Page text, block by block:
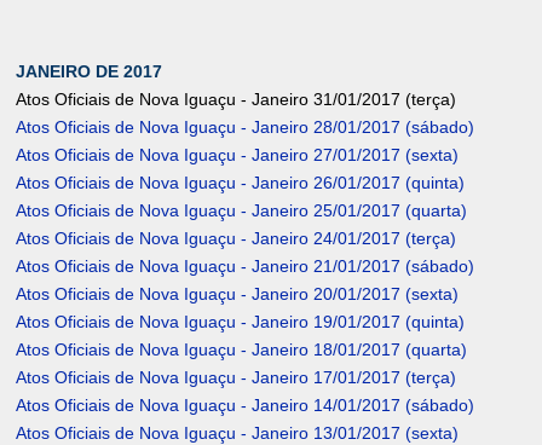
JANEIRO DE 2017
Atos Oficiais de Nova Iguaçu - Janeiro 31/01/2017 (terça)
Atos Oficiais de Nova Iguaçu - Janeiro 28/01/2017 (sábado)
Atos Oficiais de Nova Iguaçu - Janeiro 27/01/2017 (sexta)
Atos Oficiais de Nova Iguaçu - Janeiro 26/01/2017 (quinta)
Atos Oficiais de Nova Iguaçu - Janeiro 25/01/2017 (quarta)
Atos Oficiais de Nova Iguaçu - Janeiro 24/01/2017 (terça)
Atos Oficiais de Nova Iguaçu - Janeiro 21/01/2017 (sábado)
Atos Oficiais de Nova Iguaçu - Janeiro 20/01/2017 (sexta)
Atos Oficiais de Nova Iguaçu - Janeiro 19/01/2017 (quinta)
Atos Oficiais de Nova Iguaçu - Janeiro 18/01/2017 (quarta)
Atos Oficiais de Nova Iguaçu - Janeiro 17/01/2017 (terça)
Atos Oficiais de Nova Iguaçu - Janeiro 14/01/2017 (sábado)
Atos Oficiais de Nova Iguaçu - Janeiro 13/01/2017 (sexta)